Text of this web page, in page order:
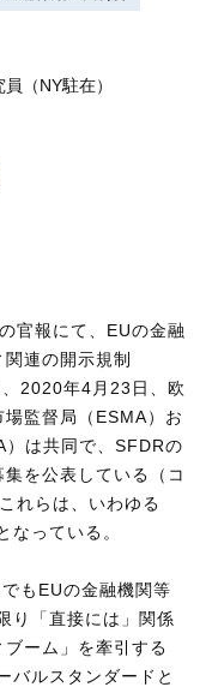
（NY駐在）
官報にて、EUの金融
連の開示規制
2020年4月23日、欧
監督局（ESMA）お
）は共同で、SFDRの
を公表している（コ
れらは、いわゆる
なっている。
もEUの金融機関等
り「直接には」関係
ーム」を牽引する
バルスタンダードと